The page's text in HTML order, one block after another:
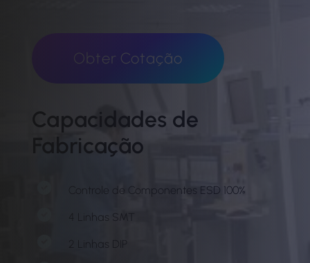
Obter Cotação
Capacidades de
Fabricação
Controle de Componentes ESD 100%
4 Linhas SMT
2 Linhas DIP